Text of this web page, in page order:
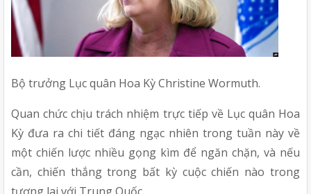
Bộ trưởng Lục quân Hoa Kỳ Christine Wormuth.
Quan chức chịu trách nhiệm trực tiếp về Lục quân Hoa
Kỳ đưa ra chi tiết đáng ngạc nhiên trong tuần này về
một chiến lược nhiều gọng kìm để ngăn chặn, và nếu
cần, chiến thắng trong bất kỳ cuộc chiến nào trong